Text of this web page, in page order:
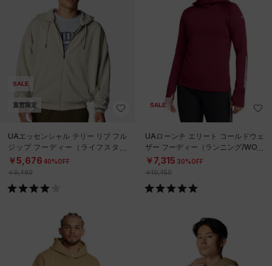
SALE
直営限定
UAエッセンシャル テリー リブ フル
ジップ フーディー（ライフスタイ
ル/MEN）
￥5,676 40%OFF
￥9,460
SALE
UAローンチ エリート コールドウェ
ザー フーディー（ランニング/WOM
EN）
￥7,315 30%OFF
￥10,450